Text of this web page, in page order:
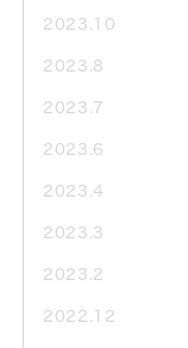
2023.10
2023.8
2023.7
2023.6
2023.4
2023.3
2023.2
2022.12